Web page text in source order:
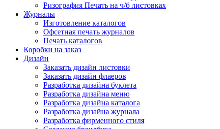
Ризография Печать на ч/б листовках
Журналы
Изготовление каталогов
Офсетная печать журналов
Печать каталогов
Коробки на заказ
Дизайн
Заказать дизайн листовки
Заказать дизайн флаеров
Разработка дизайна буклета
Разработка дизайна меню
Разработка дизайна каталога
Разработка дизайна журнала
Разработка фирменного стиля